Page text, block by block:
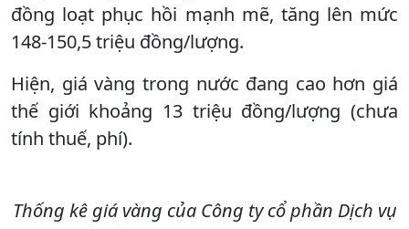
đồng loạt phục hồi mạnh mẽ, tăng lên mức
148-150,5 triệu đồng/lượng.
Hiện, giá vàng trong nước đang cao hơn giá
thế giới khoảng 13 triệu đồng/lượng (chưa
tính thuế, phí).
Thống kê giá vàng của Công ty cổ phần Dịch vụ